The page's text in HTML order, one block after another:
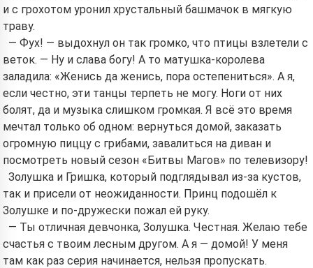
и с грохотом уронил хрустальный башмачок в мягкую
траву.
— Фух! — выдохнул он так громко, что птицы взлетели с
веток. — Ну и слава богу! А то матушка-королева
заладила: «Женись да женись, пора остепениться». А я,
если честно, эти танцы терпеть не могу. Ноги от них
болят, да и музыка слишком громкая. Я всё это время
мечтал только об одном: вернуться домой, заказать
огромную пиццу с грибами, завалиться на диван и
посмотреть новый сезон «Битвы Магов» по телевизору!
Золушка и Гришка, который подглядывал из-за кустов,
так и присели от неожиданности. Принц подошёл к
Золушке и по-дружески пожал ей руку.
— Ты отличная девчонка, Золушка. Честная. Желаю тебе
счастья с твоим лесным другом. А я — домой! У меня
там как раз серия начинается, нельзя пропускать.